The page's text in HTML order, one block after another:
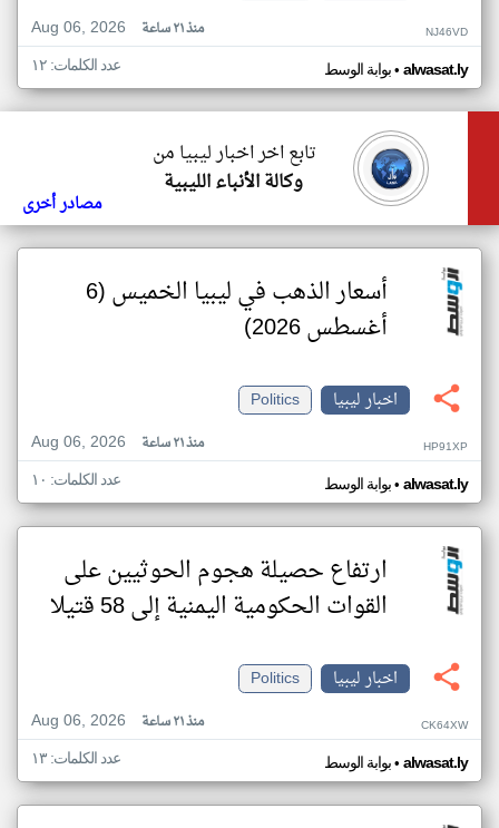
Aug 06, 2026
منذ ٢١ ساعة NJ46VD
بوابة الوسط• alwasat.ly عدد الكلمات: ١٢
تابع اخر اخبار ليبيا من
وكالة الأنباء الليبية
مصادر أخرى
أسعار الذهب في ليبيا الخميس (6
أغسطس 2026)
اخبار ليبيا
Politics
Aug 06, 2026
منذ ٢١ ساعة HP91XP
بوابة الوسط• alwasat.ly عدد الكلمات: ١٠
ارتفاع حصيلة هجوم الحوثيين على
القوات الحكومية اليمنية إلى 58 قتيلا
اخبار ليبيا
Politics
Aug 06, 2026
منذ ٢١ ساعة CK64XW
بوابة الوسط• alwasat.ly عدد الكلمات: ١٣